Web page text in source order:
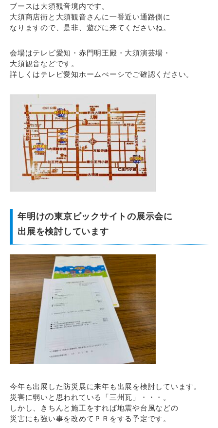
ブースは大須観音境内です。
大須商店街と大須観音さんに一番近い通路側に
なりますので、是非、遊びに来てくださいね。
会場はテレビ愛知・赤門明王殿・大須演芸場・
大須観音などです。
詳しくはテレビ愛知ホームぺーシでご確認ください。
年明けの東京ビックサイトの展示会に
出展を検討しています
今年も出展した防災展に来年も出展を検討しています。
災害に弱いと思われている「三州瓦」・・・。
しかし、きちんと施工をすれば地震や台風などの
災害にも強い事を改めてＰＲをする予定です。